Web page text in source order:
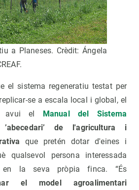
a Planeses. Crèdit: Ángela
el sistema regeneratiu testat per
se a escala local i global, el
avui el
Manual del Sistema
’abecedari’ de l'agricultura i
que pretén dotar d'eines i
qualsevol persona interessada
en la seva pròpia finca. “És
el model agroalimentari